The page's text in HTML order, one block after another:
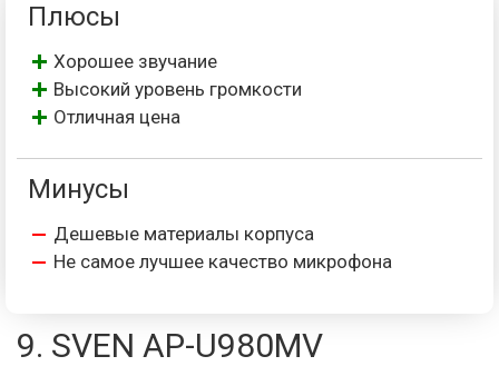
Плюсы
Хорошее звучание
Высокий уровень громкости
Отличная цена
Минусы
Дешевые материалы корпуса
Не самое лучшее качество микрофона
9. SVEN AP-U980MV